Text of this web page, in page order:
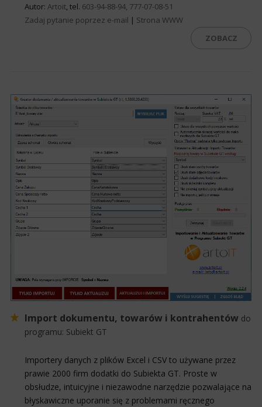
Autor: Artoit, tel. 603-94-88-94, 777-07-08-51
Zadaj pytanie poprzez e-mail | Strona WWW
ZOBACZ
Import dokumentu, towarów i kontrahentów do
programu: Subiekt GT
Importery danych z plików Excel i CSV to używane przez
prawie 2000 firm dodatki do Subiekta GT. Proste w
obsłudze, intuicyjne i niezawodne narzędzie pozwalające na
błyskawiczne uporanie się z problemami ręcznego